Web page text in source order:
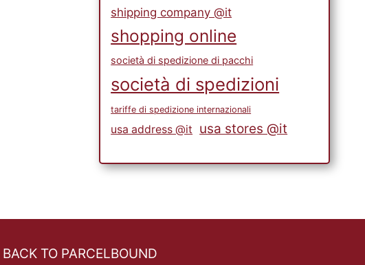
shipping company @it
shopping online
società di spedizione di pacchi
società di spedizioni
tariffe di spedizione internazionali
usa address @it usa stores @it
BACK TO PARCELBOUND